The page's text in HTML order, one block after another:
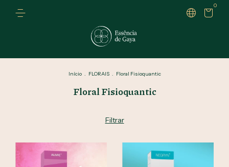
0
Início . FLORAIS . Floral Fisioquantic
Floral Fisioquantic
Filtrar